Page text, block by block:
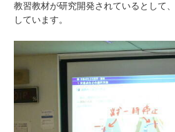
送迎バスの位置確認
教習指導員
受付事務員
送迎ドライバー
教習教材が研究開発されているとして
しています。